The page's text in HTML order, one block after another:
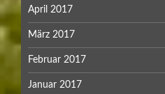
April 2017
März 2017
Februar 2017
Januar 2017